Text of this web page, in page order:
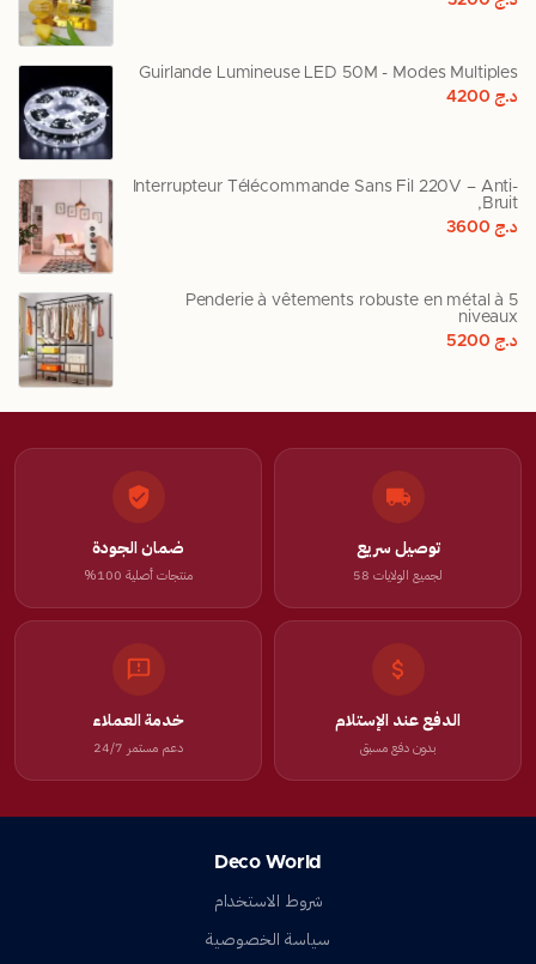
Guirlande Lumineuse LED 50M - Modes Multiples
د.ج4200
Interrupteur Télécommande Sans Fil 220V – Anti-
Bruit,
د.ج3600
Penderie à vêtements robuste en métal à 5
niveaux
د.ج5200
توصيل سريع
لجميع الولايات 58
ضمان الجودة
منتجات أصلية 100%
الدفع عند الإستلام
بدون دفع مسبق
خدمة العملاء
دعم مستمر 24/7
Deco World
شروط الاستخدام
سياسة الخصوصية